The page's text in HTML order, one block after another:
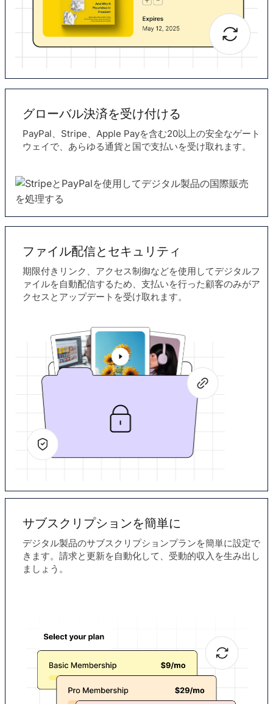
グローバル決済を受け付ける
PayPal、Stripe、Apple Payを含む20以上の安全なゲート
ウェイで、あらゆる通貨と国で支払いを受け取れます。
ファイル配信とセキュリティ
期限付きリンク、アクセス制御などを使用してデジタルフ
ァイルを自動配信するため、支払いを行った顧客のみがア
クセスとアップデートを受け取れます。
サブスクリプションを簡単に
デジタル製品のサブスクリプションプランを簡単に設定で
きます。請求と更新を自動化して、受動的収入を生み出し
ましょう。